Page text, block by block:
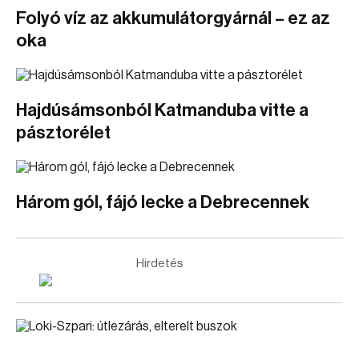
Folyó víz az akkumulátorgyárnál – ez az
oka
Hajdúsámsonból Katmanduba vitte a
pásztorélet
Három gól, fájó lecke a Debrecennek
Hirdetés